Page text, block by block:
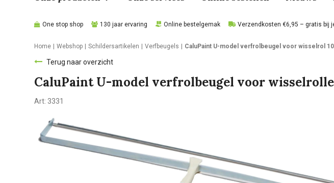
One stop shop 130 jaar ervaring Online bestelgemak Verzendkosten €6,95 – gratis bij
Home Webshop Schildersartikelen Verfbeugels CaluPaint U-model verfrolbeugel voor wisselrol
Terug naar overzicht
CaluPaint U-model verfrolbeugel voor
Art: 3331